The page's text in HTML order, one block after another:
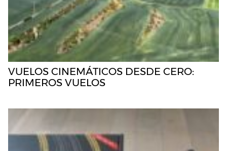
VUELOS CINEMÁTICOS DESDE CERO:
PRIMEROS VUELOS